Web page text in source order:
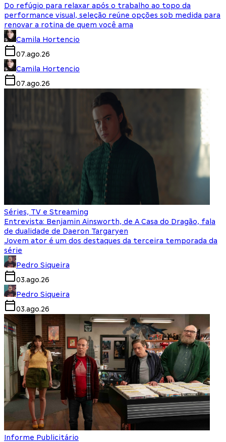
Do refúgio para relaxar após o trabalho ao topo da
performance visual, seleção reúne opções sob medida para
renovar a rotina de quem você ama
Camila Hortencio
07.ago.26
Camila Hortencio
07.ago.26
Séries, TV e Streaming
Entrevista: Benjamin Ainsworth, de A Casa do Dragão, fala
de dualidade de Daeron Targaryen
Jovem ator é um dos destaques da terceira temporada da
série
Pedro Siqueira
03.ago.26
Pedro Siqueira
03.ago.26
Informe Publicitário